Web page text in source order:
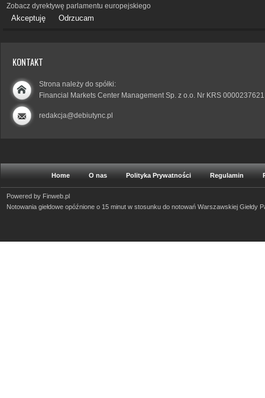
Zobacz dyrektywę parlamentu europejskiego
Akceptuję Odrzucam
KONTAKT
Strona należy do spółki:
Financial Markets Center Management Sp. z o.o. Nr KRS 0000237621
redakcja@debiutync.pl
Home O nas Polityka Prywatności Regulamin
Powered by Finweb.pl
Notowania giełdowe opóźnione o 15 minut w stosunku do notowań Warszawskiej Giełdy